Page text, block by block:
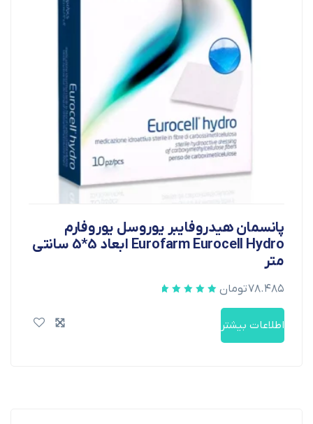
پانسمان هیدروفایبر یوروسل یوروفارم
Eurofarm Eurocell Hydro ابعاد 5*5 سانتی
متر
۷۸.۴۸۵تومان
اطلاعات بیشتر